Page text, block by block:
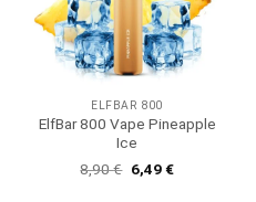
ELFBAR 800
ElfBar 800 Vape Pineapple
Ice
8,90€ Ursprünglicher
Preis
6,49€Aktueller